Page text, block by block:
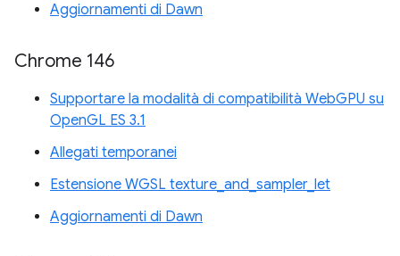
Aggiornamenti di Dawn
Chrome 146
Supportare la modalità di compatibilità WebGPU su
OpenGL ES 3.1
Allegati temporanei
Estensione WGSL texture_and_sampler_let
Aggiornamenti di Dawn